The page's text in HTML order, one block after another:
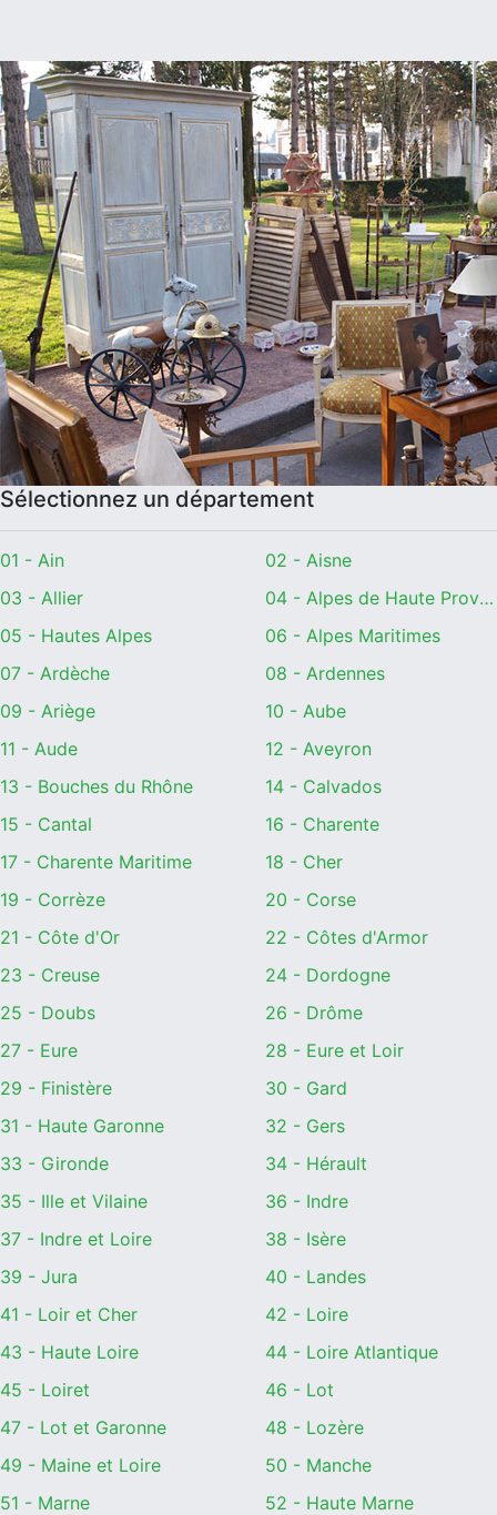
Sélectionnez un département
01 - Ain
02 - Aisne
03 - Allier
04 - Alpes de Haute Provence
05 - Hautes Alpes
06 - Alpes Maritimes
07 - Ardèche
08 - Ardennes
09 - Ariège
10 - Aube
11 - Aude
12 - Aveyron
13 - Bouches du Rhône
14 - Calvados
15 - Cantal
16 - Charente
17 - Charente Maritime
18 - Cher
19 - Corrèze
20 - Corse
21 - Côte d'Or
22 - Côtes d'Armor
23 - Creuse
24 - Dordogne
25 - Doubs
26 - Drôme
27 - Eure
28 - Eure et Loir
29 - Finistère
30 - Gard
31 - Haute Garonne
32 - Gers
33 - Gironde
34 - Hérault
35 - Ille et Vilaine
36 - Indre
37 - Indre et Loire
38 - Isère
39 - Jura
40 - Landes
41 - Loir et Cher
42 - Loire
43 - Haute Loire
44 - Loire Atlantique
45 - Loiret
46 - Lot
47 - Lot et Garonne
48 - Lozère
49 - Maine et Loire
50 - Manche
51 - Marne
52 - Haute Marne